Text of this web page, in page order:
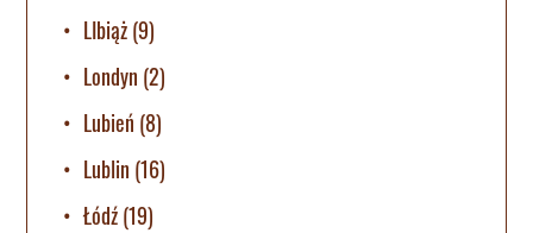
LIbiąż(9)
Londyn (2)
Lubień (8)
Lublin (16)
Łódź(19)